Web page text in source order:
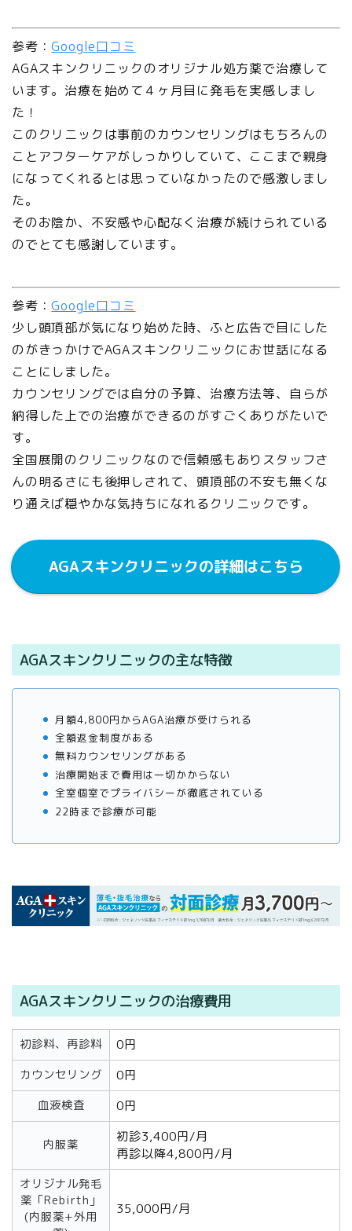
参考：Google口コミ
AGAスキンクリニックのオリジナル処方薬で治療して
います。治療を始めて４ヶ月目に発毛を実感しまし
た！
このクリニックは事前のカウンセリングはもちろんの
ことアフターケアがしっかりしていて、ここまで親身
になってくれるとは思っていなかったので感激しまし
た。
そのお陰か、不安感や心配なく治療が続けられている
のでとても感謝しています。
参考：Google口コミ
少し頭頂部が気になり始めた時、ふと広告で目にした
のがきっかけでAGAスキンクリニックにお世話になる
ことにしました。
カウンセリングでは自分の予算、治療方法等、自らが
納得した上での治療ができるのがすごくありがたいで
す。
全国展開のクリニックなので信頼感もありスタッフさ
んの明るさにも後押しされて、頭頂部の不安も無くな
り通えば穏やかな気持ちになれるクリニックです。
AGAスキンクリニックの詳細はこちら
AGAスキンクリニックの主な特徴
月額4,800円からAGA治療が受けられる
全額返金制度がある
無料カウンセリングがある
治療開始まで費用は一切かからない
全室個室でプライバシーが徹底されている
22時まで診療が可能
AGAスキンクリニックの治療費用
初診料、再診料 0円
カウンセリング 0円
血液検査 0円
内服薬
初診3,400円/月
再診以降4,800円/月
オリジナル発毛
薬「Rebirth」
(内服薬+外用
35,000円/月